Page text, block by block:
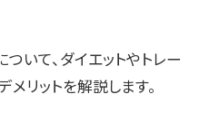
いて、ダイエットやトレー
メリットを解説します。